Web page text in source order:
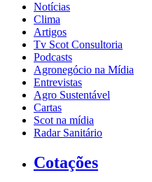
Notícias
Clima
Artigos
Tv Scot Consultoria
Podcasts
Agronegócio na Mídia
Entrevistas
Agro Sustentável
Cartas
Scot na mídia
Radar Sanitário
Cotações